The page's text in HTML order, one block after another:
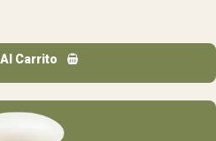
Carrito